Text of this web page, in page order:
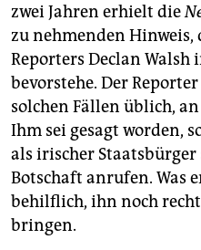
zwei Jahren erhielt die
zu nehmenden Hinweis,
Reporters Declan
bevorstehe. Der
solchen Fällen üblich,
Ihm sei gesagt worden,
als irischer Staatsbürger
Botschaft anrufen. Was
behilflich, ihn noch
bringen.